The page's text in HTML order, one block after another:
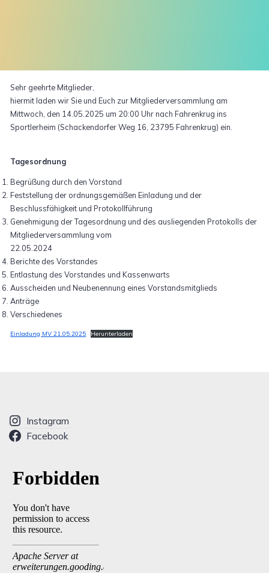
Sehr geehrte Mitglieder,
hiermit laden wir Sie und Euch zur Mitgliederversammlung am
Mittwoch, den 14.05.2025 um 20:00 Uhr nach Fahrenkrug ins
Sportlerheim (Schackendorfer Weg 16, 23795 Fahrenkrug) ein.
Tagesordnung
Begrüßung durch den Vorstand
Feststellung der ordnungsgemäßen Einladung und der
Beschlussfähigkeit und Protokollführung
Genehmigung der Tagesordnung und des ausliegenden Protokolls der
Mitgliederversammlung vom
22.05.2024
Berichte des Vorstandes
Entlastung des Vorstandes und Kassenwarts
Ausscheiden und Neubenennung eines Vorstandsmitglieds
Anträge
Verschiedenes
Einladung MV 21.05.2025 Herunterladen
Instagram
Facebook